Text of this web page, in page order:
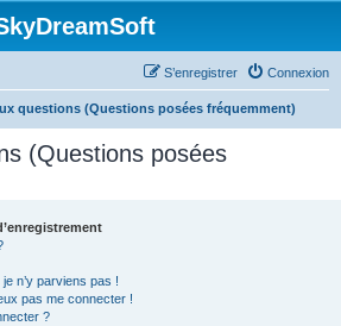
Connexion
S’enregistrer
questions (Questions posées fréquemment)
(Questions posées
n’y parviens pas !
pas me connecter !
?